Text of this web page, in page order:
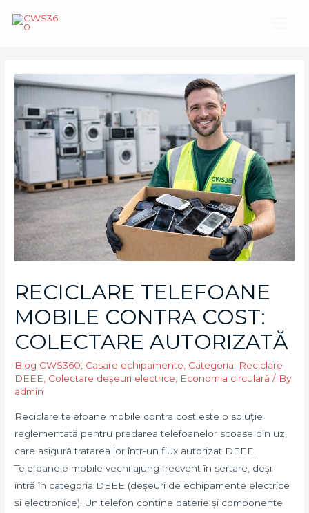
RECICLARE TELEFOANE
MOBILE CONTRA COST:
COLECTARE AUTORIZATĂ
Blog CWS360 Casare echipamente Categoria: Reciclare
DEEE Colectare deșeuri electrice Economia circulară / By
admin
Reciclare telefoane mobile contra cost este o soluție
reglementată pentru predarea telefoanelor scoase din uz,
care asigură tratarea lor într-un flux autorizat DEEE.
Telefoanele mobile vechi ajung frecvent în sertare, deși
intră în categoria DEEE (deșeuri de echipamente electrice
și electronice). Un telefon conține baterie și componente